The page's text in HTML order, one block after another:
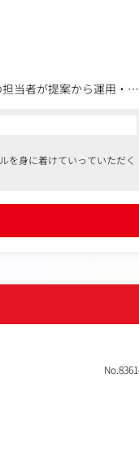
当者が提案から運用・改
を身に着けていっていただく